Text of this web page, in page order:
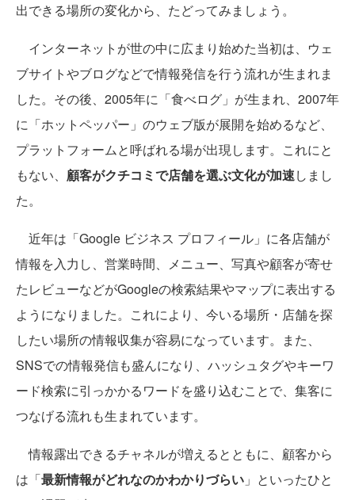
出できる場所の変化から、たどってみましょう。
インターネットが世の中に広まり始めた当初は、ウェ
ブサイトやブログなどで情報発信を行う流れが生まれま
した。その後、2005年に「食べログ」が生まれ、2007年
に「ホットペッパー」のウェブ版が展開を始めるなど、
プラットフォームと呼ばれる場が出現します。これにと
もない、 顧客がクチコミで店舗を選ぶ文化が加速しまし
た。
近年は「Google ビジネス プロフィール」に各店舗が
情報を入力し、営業時間、メニュー、写真や顧客が寄せ
たレビューなどがGoogleの検索結果やマップに表出する
ようになりました。これにより、今いる場所・店舗を探
したい場所の情報収集が容易になっています。また、
SNSでの情報発信も盛んになり、ハッシュタグやキーワ
ード検索に引っかかるワードを盛り込むことで、集客に
つなげる流れも生まれています。
情報露出できるチャネルが増えるとともに、顧客から
は「最新情報がどれなのかわかりづらい 」といったひと